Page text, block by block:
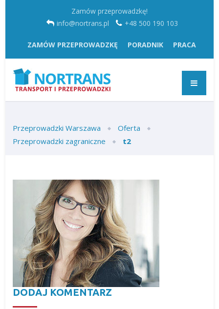
Zamów przeprowadzkę!
info@nortrans.pl
+48 500 190 103
ZAMÓW PRZEPROWADZKĘ PORADNIK PRACA
Przeprowadzki Warszawa
Oferta
Przeprowadzki zagraniczne
t2
DODAJ KOMENTARZ